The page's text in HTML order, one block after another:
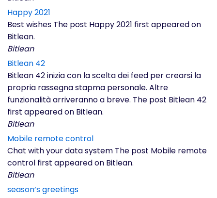
Happy 2021
Best wishes The post Happy 2021 first appeared on
Bitlean.
Bitlean
Bitlean 42
Bitlean 42 inizia con la scelta dei feed per crearsi la
propria rassegna stapma personale. Altre
funzionalità arriveranno a breve. The post Bitlean 42
first appeared on Bitlean.
Bitlean
Mobile remote control
Chat with your data system The post Mobile remote
control first appeared on Bitlean.
Bitlean
season’s greetings